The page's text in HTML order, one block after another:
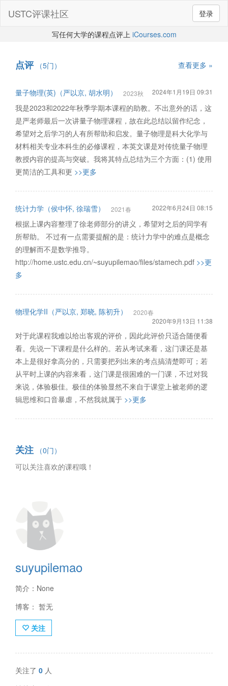
登录
USTC评课社区
写任何大学的课程点评上 iCourses.com
点评（5门） 查看更多 »
量子物理(英)（严以京, 胡水明） 2023秋 2024年1月19日 09:31
我是2023和2022年秋季学期本课程的助教。不出意外的话，这
是严老师最后一次讲量子物理课程，故在此总结以留作纪念，
希望对之后学习的人有所帮助和启发。量子物理是科大化学与
材料相关专业本科生的必修课程，本英文课是对传统量子物理
教授内容的提高与突破。我将其特点总结为三个方面：(1) 使用
更简洁的工具和更 >>更多
统计力学（侯中怀, 徐瑞雪） 2021春 2022年6月24日 08:15
根据上课内容整理了徐老师部分的讲义，希望对之后的同学有
所帮助。 不过有一点需要提醒的是：统计力学中的难点是概念
的理解而不是数学推导。
http://home.ustc.edu.cn/~suyupilemao/files/stamech.pdf >>更
多
物理化学II（严以京, 郑晓, 陈初升）
2020春
2020年9月13日 11:38
对于此课程我难以给出客观的评价，因此此评价只适合随便看
看。先说一下课程是什么样的。若从考试来看，这门课还是基
本上是很好拿高分的，只需要把列出来的考点搞清楚即可；若
从平时上课的内容来看，这门课是很困难的一门课，不过对我
来说，体验极佳。极佳的体验显然不来自于课堂上被老师的逻
辑思维和口音暴虐，不然我就属于 >>更多
关注 （0门）
可以关注喜欢的课程哦！
suyupilemao
简介：None
博客： 暂无
关注
关注了 0 人